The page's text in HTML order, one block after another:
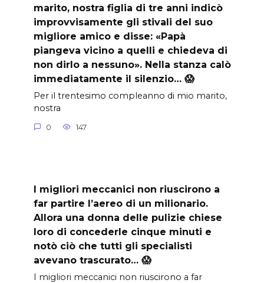
marito, nostra figlia di tre anni indicò
improvvisamente gli stivali del suo
migliore amico e disse: «Papà
piangeva vicino a quelli e chiedeva di
non dirlo a nessuno». Nella stanza calò
immediatamente il silenzio… 😱
Per il trentesimo compleanno di mio marito,
nostra
0 147
I migliori meccanici non riuscirono a
far partire l’aereo di un milionario.
Allora una donna delle pulizie chiese
loro di concederle cinque minuti e
notò ciò che tutti gli specialisti
avevano trascurato… 😱
I migliori meccanici non riuscirono a far